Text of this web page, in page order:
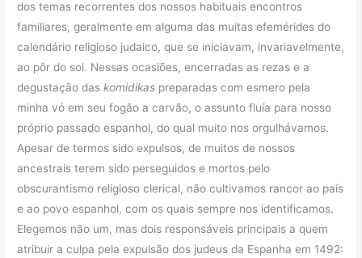
dos temas recorrentes dos nossos habituais encontros
familiares, geralmente em alguma das muitas efemérides do
calendário religioso judaico, que se iniciavam, invariavelmente,
ao pôr do sol. Nessas ocasiões, encerradas as rezas e a
degustação das komidikas preparadas com esmero pela
minha vó em seu fogão a carvão, o assunto fluía para nosso
próprio passado espanhol, do qual muito nos orgulhávamos.
Apesar de termos sido expulsos, de muitos de nossos
ancestrais terem sido perseguidos e mortos pelo
obscurantismo religioso clerical, não cultivamos rancor ao país
e ao povo espanhol, com os quais sempre nos identificamos.
Elegemos não um, mas dois responsáveis principais a quem
atribuir a culpa pela expulsão dos judeus da Espanha em 1492: